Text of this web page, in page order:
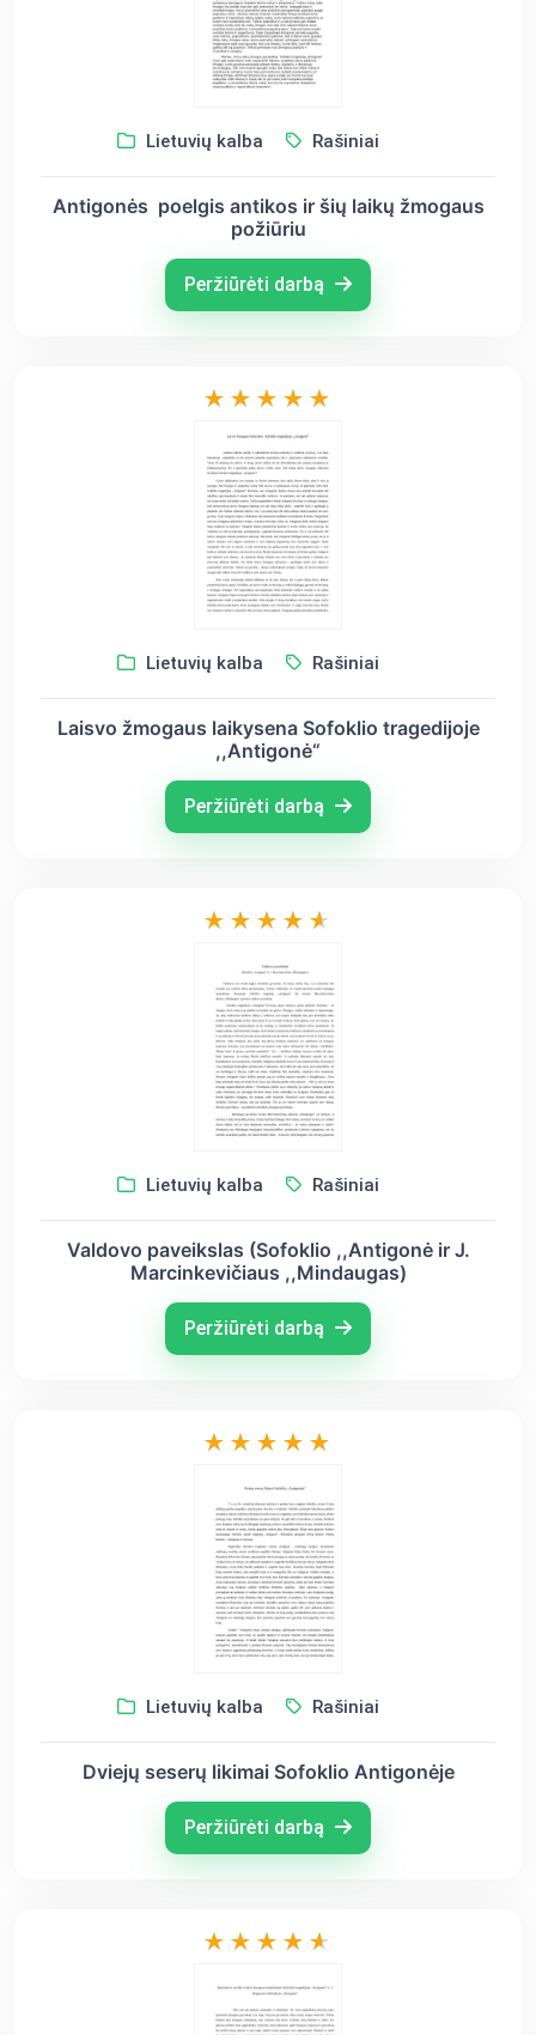
Lietuvių kalba Rašiniai
Antigonės poelgis antikos ir šių laikų žmogaus
požiūriu
Peržiūrėti darbą
Lietuvių kalba Rašiniai
Laisvo žmogaus laikysena Sofoklio tragedijoje
,,Antigonė“
Peržiūrėti darbą
Lietuvių kalba Rašiniai
Valdovo paveikslas (Sofoklio ,,Antigonė ir J.
Marcinkevičiaus ,,Mindaugas)
Peržiūrėti darbą
Lietuvių kalba Rašiniai
Dviejų seserų likimai Sofoklio Antigonėje
Peržiūrėti darbą